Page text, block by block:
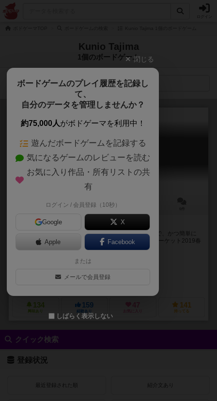
Kunio Tajima
1個のボードゲーム
検索メニュー
ハックスタック
Hack Stuck
5～10分
42マスの攻防戦
「Hack Stuck（ハックスタック）」はデザインが綺麗で、かつ簡単に
遊べるアブストラクトゲームです。 【特徴】 ゲームマーケット2019春
出展作品！ Glory...
134
興味あり
159
経験あり お気に入り
141
持ってる
クイック検索
登録状況
最近登録された順 紹介文あり
閉じる
ボードゲームのプレイ履歴を記録し
て、
自分のデータを管理しませんか？
約75,000人がボドゲーマを利用中！
遊んだボードゲームを記録する
気になるゲームのレビューを読む
お気に入り作品・所有リストの共
有
ログイン / 会員登録（10秒）
Google X
Apple Facebook
または
メールで会員登録
しばらく表示しない